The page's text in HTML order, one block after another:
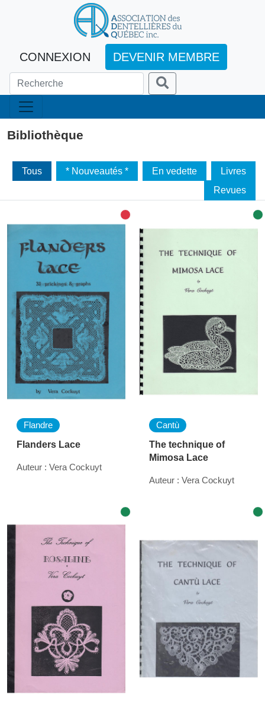
CONNEXION DEVENIR MEMBRE
Bibliothèque
Tous * Nouveautés * En vedette
Livres
Revues
Flandre
Flanders Lace
Auteur : Vera Cockuyt
Cantù
The technique of
Mimosa Lace
Auteur : Vera Cockuyt